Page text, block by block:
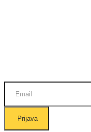
Prijava